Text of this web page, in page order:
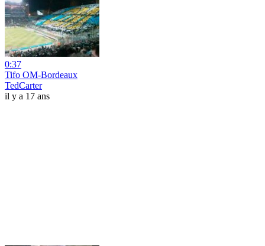
0:37
Tifo OM-Bordeaux
TedCarter
il y a 17 ans